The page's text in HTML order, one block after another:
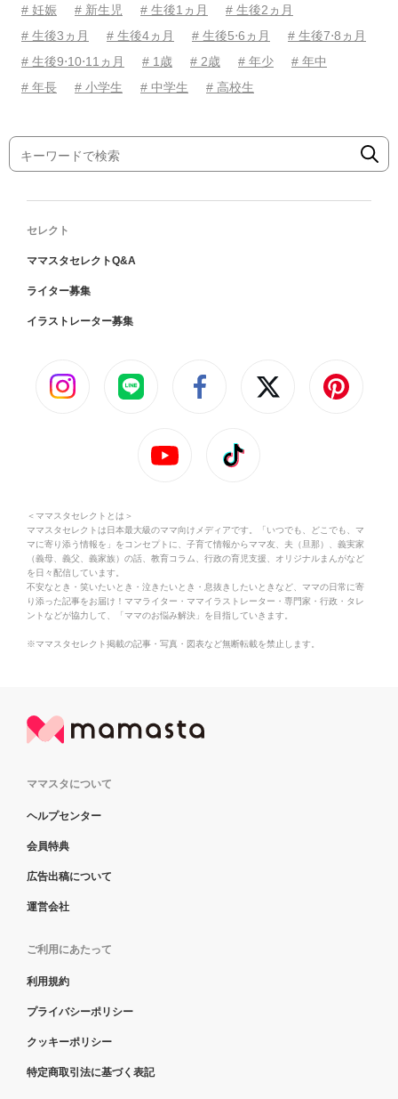
# 妊娠 # 新生児 # 生後1ヵ月
# 生後2ヵ月
# 生後3ヵ月
# 生後4ヵ月 # 生後5⋅6ヵ月
# 生後7⋅8ヵ月
# 生後9⋅10⋅11ヵ月
# 1歳 # 2歳 # 年少
# 年中
# 年長
# 小学生 # 中学生 # 高校生
セレクト
ママスタセレクトQ&A
ライター募集
イラストレーター募集
＜ママスタセレクトとは＞
ママスタセレクトは日本最大級のママ向けメディアです。「いつでも、どこでも、マ
マに寄り添う情報を」をコンセプトに、子育て情報からママ友、夫（旦那）、義実家
（義母、義父、義家族）の話、教育コラム、行政の育児支援、オリジナルまんがなど
を日々配信しています。
不安なとき・笑いたいとき・泣きたいとき・息抜きしたいときなど、ママの日常に寄
り添った記事をお届け！ママライター・ママイラストレーター・専門家・行政・タレ
ントなどが協力して、「ママのお悩み解決」を目指していきます。
※ママスタセレクト掲載の記事・写真・図表など無断転載を禁止します。
ママスタについて
ヘルプセンター
会員特典
広告出稿について
運営会社
ご利用にあたって
利用規約
プライバシーポリシー
クッキーポリシー
特定商取引法に基づく表記